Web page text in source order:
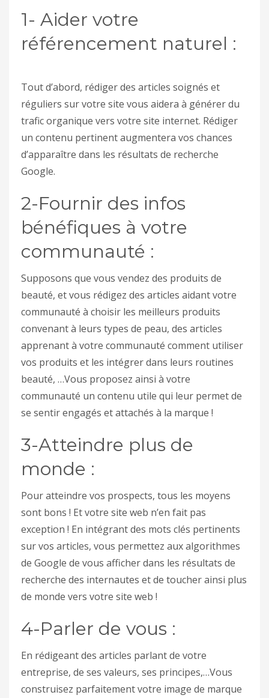
1- Aider votre
référencement naturel :
Tout d’abord, rédiger des articles soignés et
réguliers sur votre site vous aidera à générer du
trafic organique vers votre site internet. Rédiger
un contenu pertinent augmentera vos chances
d’apparaître dans les résultats de recherche
Google.
2-Fournir des infos
bénéfiques à votre
communauté :
Supposons que vous vendez des produits de
beauté, et vous rédigez des articles aidant votre
communauté à choisir les meilleurs produits
convenant à leurs types de peau, des articles
apprenant à votre communauté comment utiliser
vos produits et les intégrer dans leurs routines
beauté, …Vous proposez ainsi à votre
communauté un contenu utile qui leur permet de
se sentir engagés et attachés à la marque !
3-Atteindre plus de
monde :
Pour atteindre vos prospects, tous les moyens
sont bons ! Et votre site web n’en fait pas
exception ! En intégrant des mots clés pertinents
sur vos articles, vous permettez aux algorithmes
de Google de vous afficher dans les résultats de
recherche des internautes et de toucher ainsi plus
de monde vers votre site web !
4-Parler de vous :
En rédigeant des articles parlant de votre
entreprise, de ses valeurs, ses principes,…Vous
construisez parfaitement votre image de marque